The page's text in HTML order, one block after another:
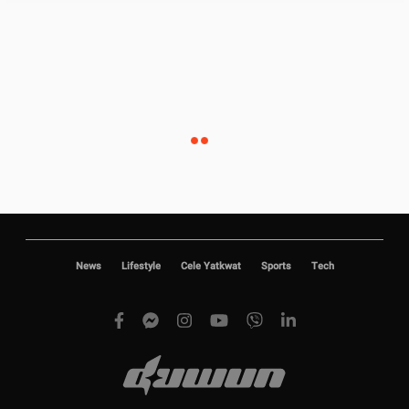
News Lifestyle Cele Yatkwat Sports Tech